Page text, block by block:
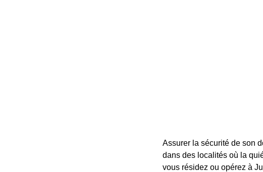
Assurer la sécurité de son
dans des localités où la
vous résidez ou opérez à